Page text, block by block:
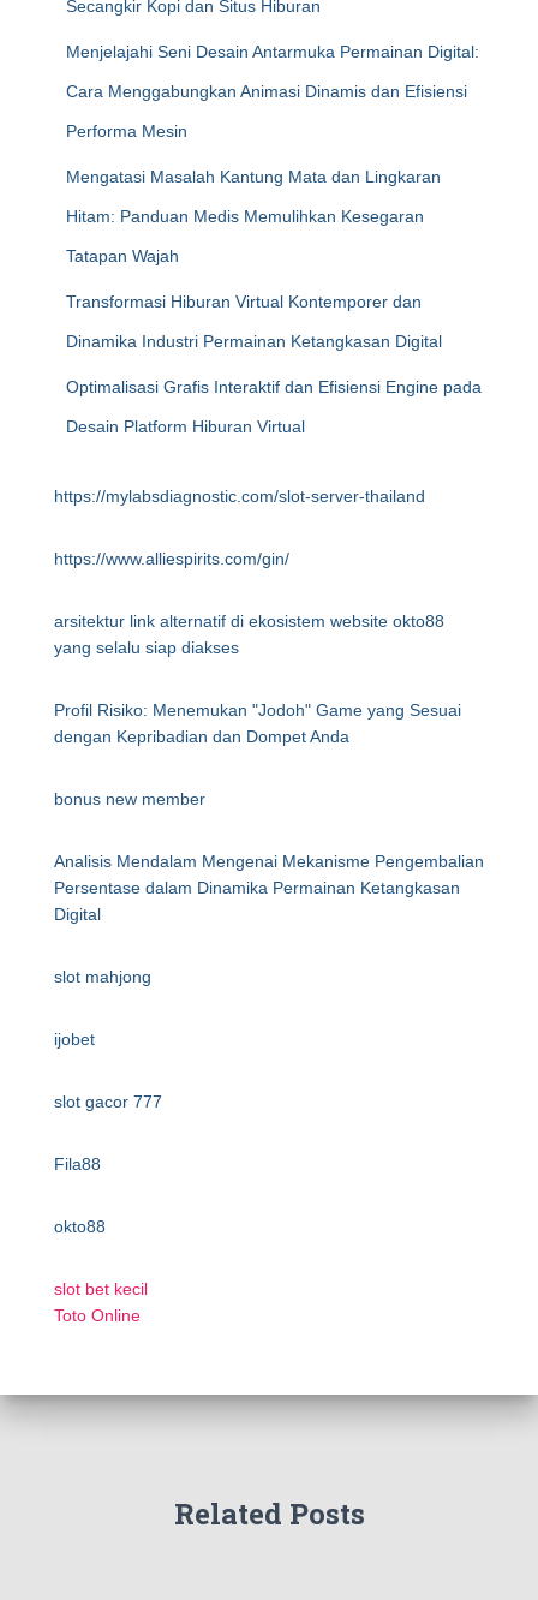
Secangkir Kopi dan Situs Hiburan
Menjelajahi Seni Desain Antarmuka Permainan Digital:
Cara Menggabungkan Animasi Dinamis dan Efisiensi
Performa Mesin
Mengatasi Masalah Kantung Mata dan Lingkaran
Hitam: Panduan Medis Memulihkan Kesegaran
Tatapan Wajah
Transformasi Hiburan Virtual Kontemporer dan
Dinamika Industri Permainan Ketangkasan Digital
Optimalisasi Grafis Interaktif dan Efisiensi Engine pada
Desain Platform Hiburan Virtual
https://mylabsdiagnostic.com/slot-server-thailand
https://www.alliespirits.com/gin/
arsitektur link alternatif di ekosistem website okto88
yang selalu siap diakses
Profil Risiko: Menemukan "Jodoh" Game yang Sesuai
dengan Kepribadian dan Dompet Anda
bonus new member
Analisis Mendalam Mengenai Mekanisme Pengembalian
Persentase dalam Dinamika Permainan Ketangkasan
Digital
slot mahjong
ijobet
slot gacor 777
Fila88
okto88
slot bet kecil
Toto Online
Related Posts